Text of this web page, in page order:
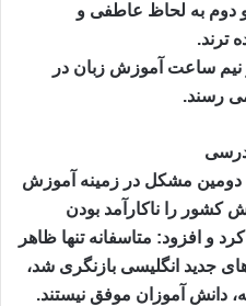
دوم به لحاظ عاطفی و
ترند.
نیم ساعت آموزش زبان در
رسند.
درسی
دومین مشکل در زمینه آموزش
کشور را ناکارآمد بودن
و افزود: متاسفانه تنها ظاهر
جدید انگلیسی بازنگری شد،
دانش آموزان موفق نیستند.